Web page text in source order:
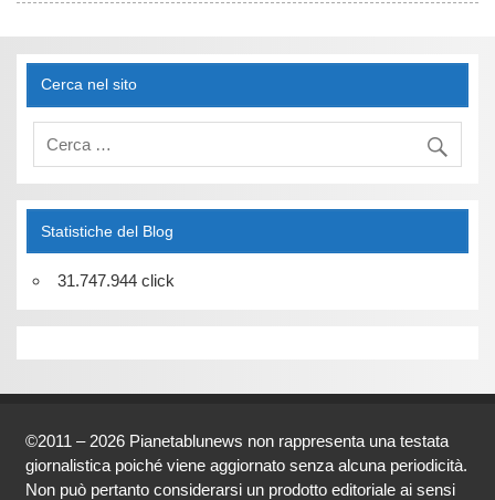
Cerca nel sito
Statistiche del Blog
31.747.944 click
©2011 – 2026 Pianetablunews non rappresenta una testata
giornalistica poiché viene aggiornato senza alcuna periodicità.
Non può pertanto considerarsi un prodotto editoriale ai sensi